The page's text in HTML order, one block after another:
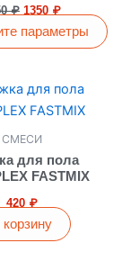
₽ 1350 ₽
параметры
выбрать
на
СМЕСИ
для пола
FASTMIX
420 ₽
корзину